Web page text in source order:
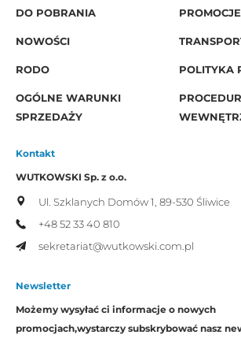
DO POBRANIA PROMOCJE
NOWOŚCI
RODO POLITYKA
OGÓLNE WARUNKI
SPRZEDAŻY
Kontakt
WUTKOWSKI Sp. z o.o.
Ul. Szklanych Domów 1, 89-530 Śliwice
+48 52 33 40 810
sekretariat@wutkowski.com.pl
Newsletter
Możemy wysyłać ci informacje o nowych
promocjach,wystarczy subskrybować nasz